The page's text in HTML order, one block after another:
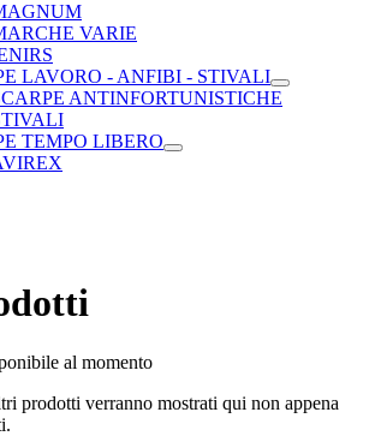
VARIE
LAVORO - ANFIBI - STIVALI
ANTINFORTUNISTICHE
TEMPO LIBERO
al momento
prodotti verranno mostrati qui non appena